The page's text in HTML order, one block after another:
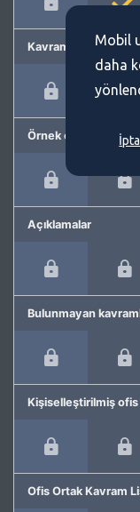
Kavram önerme
Örnek cümleler
Açıklamalar
Bulunmayan
Kişiselleştirilmiş ofis
Ofis Ortak Kavram
Mobil
daha